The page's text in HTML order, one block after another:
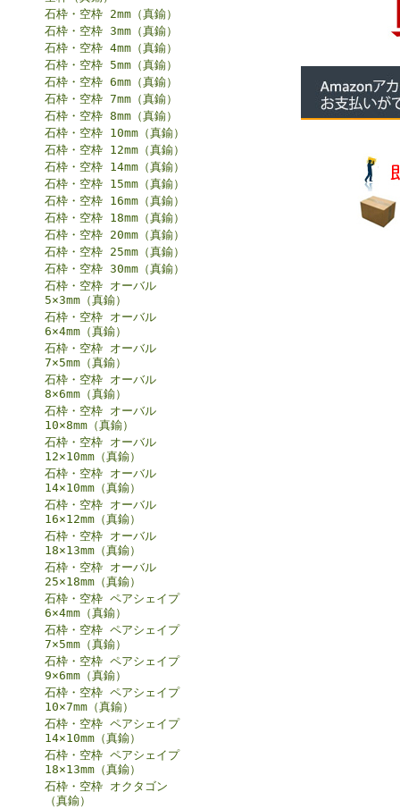
石枠・空枠 2mm（真鍮）
石枠・空枠 3mm（真鍮）
石枠・空枠 4mm（真鍮）
石枠・空枠 5mm（真鍮）
石枠・空枠 6mm（真鍮）
石枠・空枠 7mm（真鍮）
石枠・空枠 8mm（真鍮）
石枠・空枠 10mm（真鍮）
石枠・空枠 12mm（真鍮）
石枠・空枠 14mm（真鍮）
石枠・空枠 15mm（真鍮）
石枠・空枠 16mm（真鍮）
石枠・空枠 18mm（真鍮）
石枠・空枠 20mm（真鍮）
石枠・空枠 25mm（真鍮）
石枠・空枠 30mm（真鍮）
石枠・空枠 オーバル
5×3mm（真鍮）
石枠・空枠 オーバル
6×4mm（真鍮）
石枠・空枠 オーバル
7×5mm（真鍮）
石枠・空枠 オーバル
8×6mm（真鍮）
石枠・空枠 オーバル
10×8mm（真鍮）
石枠・空枠 オーバル
12×10mm（真鍮）
石枠・空枠 オーバル
14×10mm（真鍮）
石枠・空枠 オーバル
16×12mm（真鍮）
石枠・空枠 オーバル
18×13mm（真鍮）
石枠・空枠 オーバル
25×18mm（真鍮）
石枠・空枠 ペアシェイプ
6×4mm（真鍮）
石枠・空枠 ペアシェイプ
7×5mm（真鍮）
石枠・空枠 ペアシェイプ
9×6mm（真鍮）
石枠・空枠 ペアシェイプ
10×7mm（真鍮）
石枠・空枠 ペアシェイプ
14×10mm（真鍮）
石枠・空枠 ペアシェイプ
18×13mm（真鍮）
石枠・空枠 オクタゴン
（真鍮）